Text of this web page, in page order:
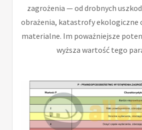
zagrożenia — od drobnych
obrażenia, katastrofy ekologiczne
materialne. Im poważniejsze
wyższa wartość tego